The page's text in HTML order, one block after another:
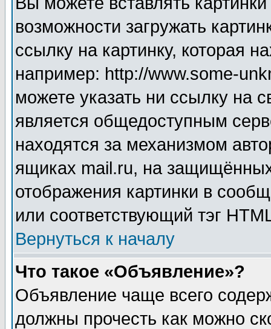
возможности загружать
ссылку на картинку, которая
например: http://www.some-
можете указать ни ссылку на
является общедоступным
находятся за механизмом
ящиках mail.ru, на
отображения картинки в
или соответствующий тэг
Вернуться к началу
Что такое «Объявление»?
Объявление чаще всего
должны прочесть как можно